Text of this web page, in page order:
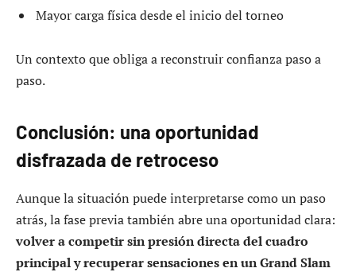
Mayor carga física desde el inicio del torneo
Un contexto que obliga a reconstruir confianza paso a
paso.
Conclusión: una oportunidad
disfrazada de retroceso
Aunque la situación puede interpretarse como un paso
atrás, la fase previa también abre una oportunidad clara:
volver a competir sin presión directa del cuadro
principal y recuperar sensaciones en un Grand Slam